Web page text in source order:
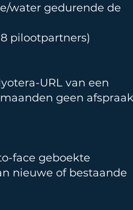
water gedurende de
pilootpartners)
URL van een
geen afspraak
face geboekte
nieuwe of bestaande